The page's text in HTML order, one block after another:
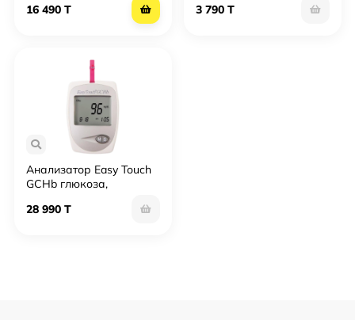
16 490 T
3 790 T
Анализатор Easy Touch
GCHb глюкоза,
28 990 T